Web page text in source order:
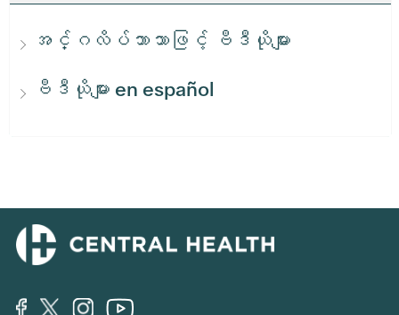
အင်္ဂလိပ်ဘာသာဖြင့် ဗီဒီယိုများ
ဗီဒီယိုများ en español